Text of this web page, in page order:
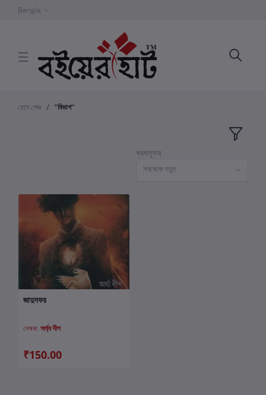
Bangla
হোম পেজ "বিভাগ"
ক্রমানুসার
সবথেকে নতুন
জাদুসফর
লেখক: অর্ঘ্য দীপ
₹150.00